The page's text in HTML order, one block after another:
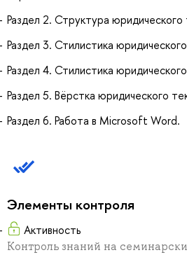
Раздел 2. Структура юридического
Раздел 3. Стилистика
Раздел 4. Стилистика
Раздел 5. Вёрстка юридического
Раздел 6. Работа в Microsoft Word.
Элементы контроля
Активность
Контроль знаний на